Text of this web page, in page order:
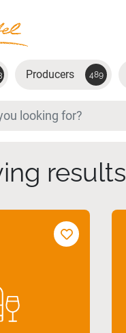
Producers 489
results